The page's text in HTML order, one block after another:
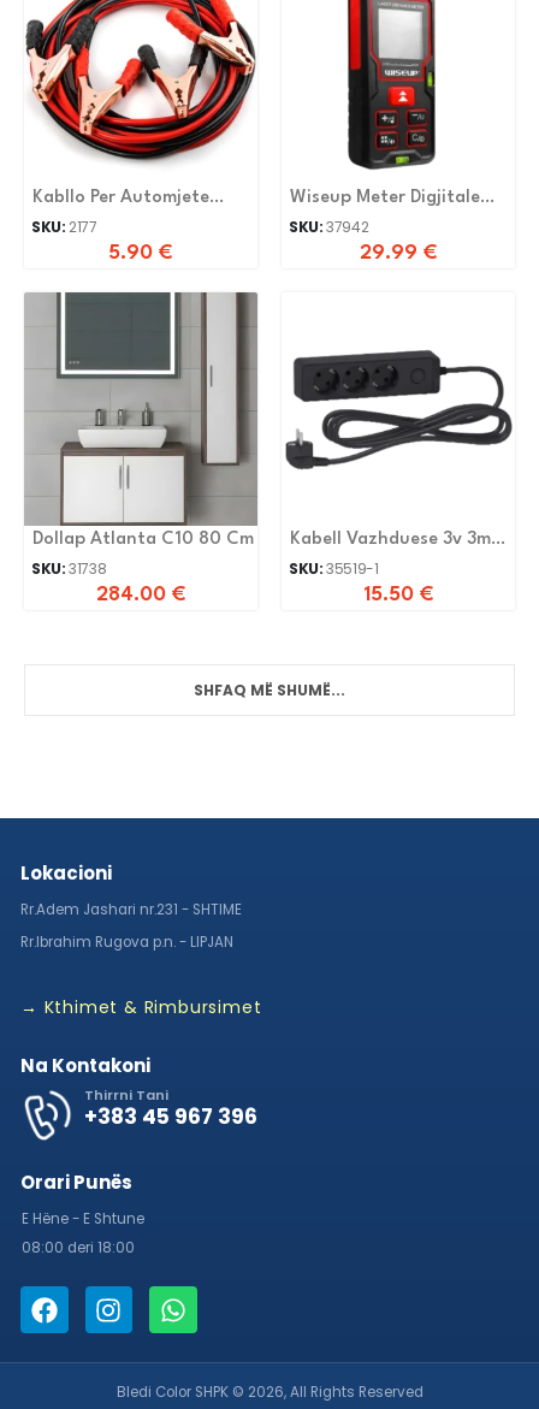
Kabllo Per Automjete
500a 2859-126(6)
SKU: 2177
5.90 €
Wiseup Meter Digjitale
40M
SKU:37942
29.99 €
Dollap Atlanta C10 80 Cm
SKU:31738
284.00 €
Kabell Vazhduese 3v 3m
Schneider
SKU:35519-1
15.50 €
SHFAQ MË SHUMË...
Lokacioni
Rr.Adem Jashari nr.231 - SHTIME
Rr.Ibrahim Rugova p.n. - LIPJAN
→ Kthimet & Rimbursimet
Na Kontakoni
Thirrni Tani
+383 45 967 396
Orari Punës
E Hëne - E Shtune
08:00 deri 18:00
Bledi Color SHPK © 2026, All Rights Reserved